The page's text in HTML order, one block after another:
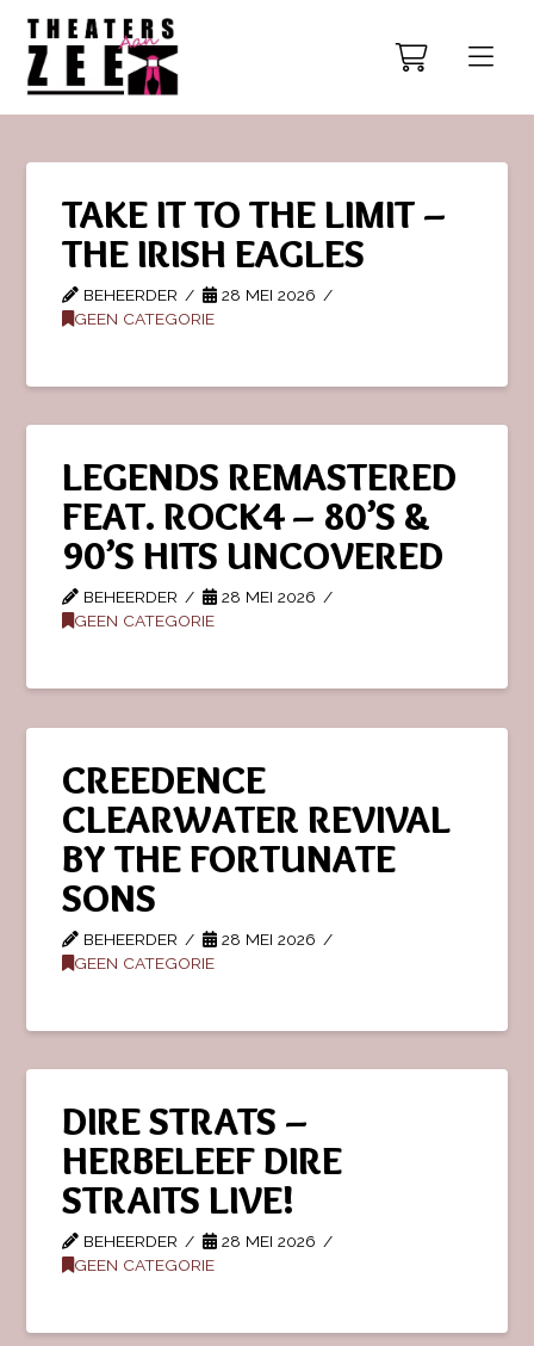
TAKE IT TO THE LIMIT –
THE IRISH EAGLES
BEHEERDER
28 MEI 2026
GEEN CATEGORIE
LEGENDS REMASTERED
FEAT. ROCK4 – 80’S &
90’S HITS UNCOVERED
BEHEERDER
28 MEI 2026
GEEN CATEGORIE
CREEDENCE
CLEARWATER REVIVAL
BY THE FORTUNATE
SONS
BEHEERDER
28 MEI 2026
GEEN CATEGORIE
DIRE STRATS –
HERBELEEF DIRE
STRAITS LIVE!
BEHEERDER
28 MEI 2026
GEEN CATEGORIE